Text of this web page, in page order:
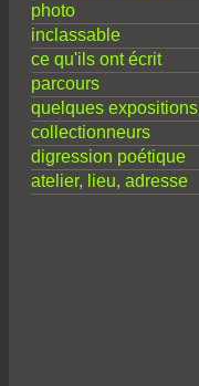
photo
inclassable
ce qu'ils ont écrit
parcours
quelques expositions
collectionneurs
digression poétique
atelier, lieu, adresse